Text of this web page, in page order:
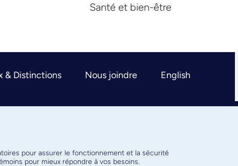
Santé et bien-être
& Distinctions Nous joindre English
pour assurer le fonctionnement et la sécurité
pour mieux répondre à vos besoins.